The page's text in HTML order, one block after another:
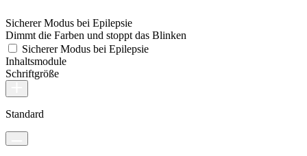
Sicherer Modus bei Epilepsie
Dimmt die Farben und stoppt das Blinken
Sicherer Modus bei Epilepsie
Inhaltsmodule
Schriftgröße
Standard